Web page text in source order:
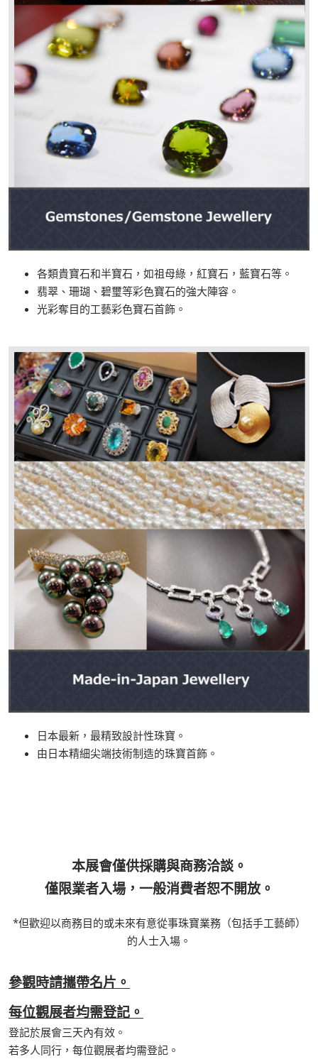
各類貴寶石和半寶石，如祖母綠，紅寶石，藍寶石等。
翡翠、珊瑚、碧璽等彩色寶石的強大陣容。
光彩奪目的工藝彩色寶石首飾。
日本最新，最精致設計性珠寶。
由日本精細尖端技術制造的珠寶首飾。
本展會僅供採購與商務洽談。
僅限業者入場，一般消費者恕不開放。
*但歡迎以商務目的或未來有意從事珠寶業務（包括手工藝師）
的人士入場。
參觀時請攜帶名片。
每位觀展者均需登記。
登記於展會三天內有效。
若多人同行，每位觀展者均需登記。